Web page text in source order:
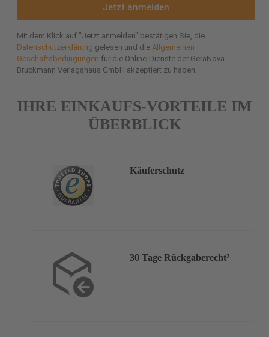
Jetzt anmelden
Mit dem Klick auf "Jetzt anmelden" bestätigen Sie, die
Datenschutzerklärung gelesen und die Allgemeinen
Geschäftsbedingungen für die Online-Dienste der GeraNova
Bruckmann Verlagshaus GmbH akzeptiert zu haben.
IHRE EINKAUFS-VORTEILE IM
ÜBERBLICK
Käuferschutz
30 Tage Rückgaberecht²